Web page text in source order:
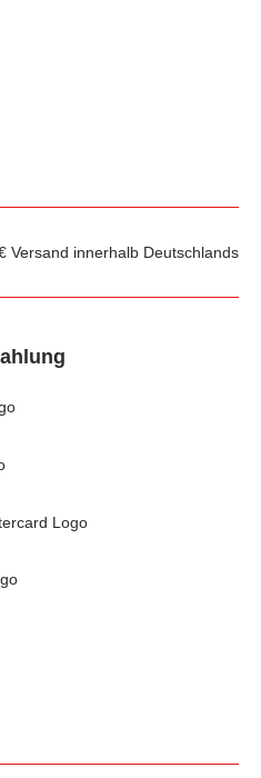
Versand innerhalb Deutschlands